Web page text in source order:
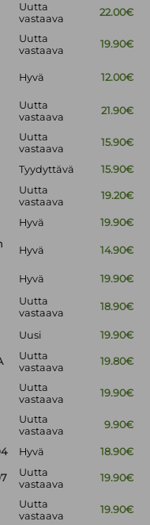
Uutta
vastaava
22.00€
Uutta
vastaava
19.90€
Hyvä 12.00€
Uutta
vastaava
21.90€
Uutta
vastaava
15.90€
Tyydyttävä 15.90€
Uutta
vastaava
19.20€
Hyvä
19.90€
Hyvä 14.90€
Hyvä
19.90€
Uutta
vastaava
18.90€
Uusi 19.90€
Uutta
vastaava
19.80€
Uutta
vastaava
19.90€
Uutta
vastaava
9.90€
Hyvä 18.90€
Uutta
vastaava
19.90€
Uutta
vastaava
19.90€